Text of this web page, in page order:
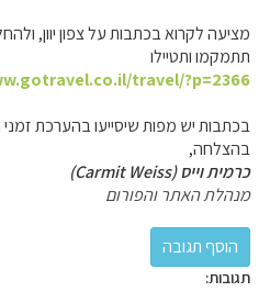
מציעה לקרוא בכתבות על צפון יוון,
תתמקמו ותטיילו
travel/?p=2366
בכתבות יש מפות שיסייעו בהערכת זמני
בהצלחה,
כרמית וייס (Carmit Weiss)
מנהלת האתר והפורום
תגובות: